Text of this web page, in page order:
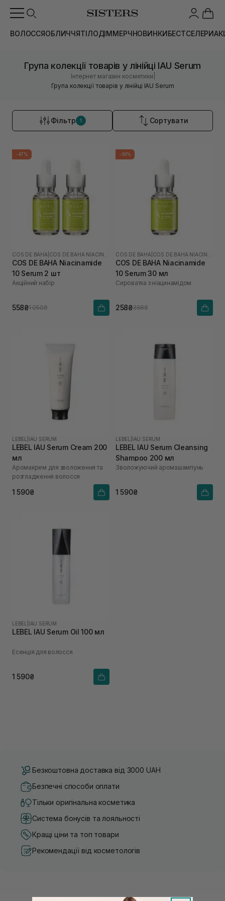
ВОЛОССЯОБЛИЧЧЯТІЛОДІММЕРЧНОВИНКИБЕСТСЕЛЕРИ
Група колекції товарів у лінійці IAU Serum
Інтернет магазин косметики
Група колекції товарів у лінійці IAU Serum
Фільтр 1 Сортувати
-47%
COS DE BAHA
COS DE BAHA Niacinamide
10 Serum 2 шт
Акційний набір
558₴1 050₴
-30%
COS DE BAHA
COS DE BAHA Niacinamide
10 Serum 30 мл
Сироватка з ніацинамідом
258₴368₴
LEBEL IAU SERUM
LEBEL IAU Serum Cream 200
мл
Аромакрем для зволоження та
розгладження волосся
1 590₴
LEBEL IAU SERUM
LEBEL IAU Serum Cleansing
Shampoo 200 мл
Зволожуючий аромашампунь
1 590₴
LEBEL IAU SERUM
LEBEL IAU Serum Oil 100 мл
Есенція для волосся
1 590₴
Безкоштовна доставка від 3000 UAH
Безпечні способи оплати
Тільки оригінальна косметика
Система бонусів та лояльності
Кращі ціни та топ товари
Рекомендації від косметологів